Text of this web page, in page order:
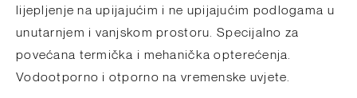
lijepljenje na upijajućim i ne upijajućim podlogama u
unutarnjem i vanjskom prostoru. Specijalno za
povećana termička i mehanička opterećenja.
Vodootporno i otporno na vremenske uvjete.